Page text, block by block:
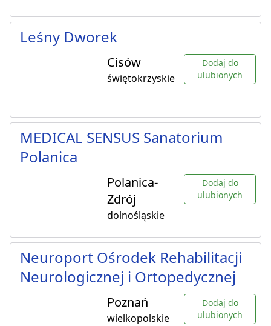
Leśny Dworek
Cisów
świętokrzyskie
Dodaj do
ulubionych
MEDICAL SENSUS Sanatorium
Polanica
Polanica-
Zdrój
dolnośląskie
Dodaj do
ulubionych
Neuroport Ośrodek Rehabilitacji
Neurologicznej i Ortopedycznej
Poznań
wielkopolskie
Dodaj do
ulubionych